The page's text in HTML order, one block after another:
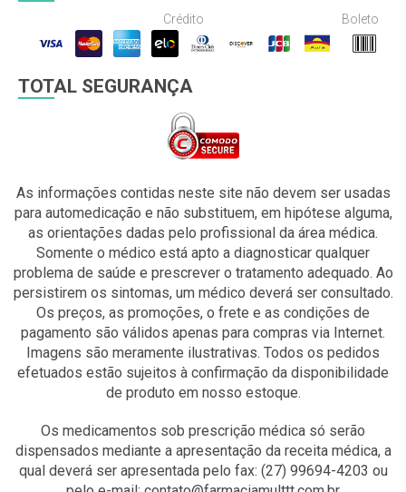
Crédito Boleto
TOTAL SEGURANÇA
As informações contidas neste site não devem ser usadas
para automedicação e não substituem, em hipótese alguma,
as orientações dadas pelo profissional da área médica.
Somente o médico está apto a diagnosticar qualquer
problema de saúde e prescrever o tratamento adequado. Ao
persistirem os sintomas, um médico deverá ser consultado.
Os preços, as promoções, o frete e as condições de
pagamento são válidos apenas para compras via Internet.
Imagens são meramente ilustrativas. Todos os pedidos
efetuados estão sujeitos à confirmação da disponibilidade
de produto em nosso estoque.
Os medicamentos sob prescrição médica só serão
dispensados mediante a apresentação da receita médica, a
qual deverá ser apresentada pelo fax: (27) 99694-4203 ou